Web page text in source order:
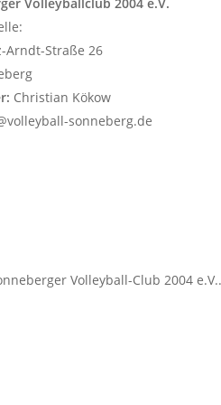
Arndt-Straße 26
Christian Kökow
sonneberg.de
Volleyball-Club 2004 e.V..